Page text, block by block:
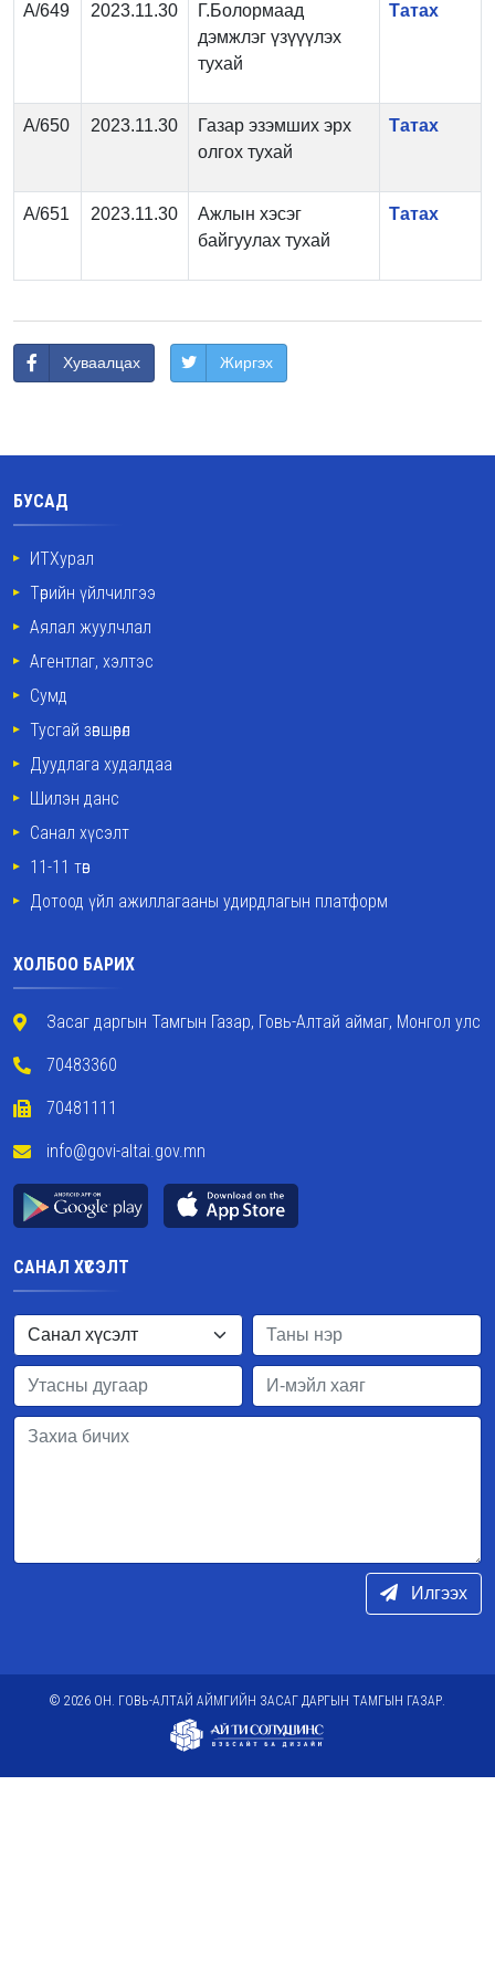
А/649 2023.11.30
Г.Болормаад
дэмжлэг үзүүүлэх
тухай
Татах
А/650 2023.11.30
Газар эзэмших эрх
олгох тухай
Татах
А/651 2023.11.30
Ажлын хэсэг
байгуулах тухай
Татах
Хуваалцах Жиргэх
БУСАД
ИТХурал
Төрийн үйлчилгээ
Аялал жуулчлал
Агентлаг, хэлтэс
Сумд
Тусгай зөвшөөрөл
Дуудлага худалдаа
Шилэн данс
Санал хүсэлт
11-11 төв
Дотоод үйл ажиллагааны удирдлагын платформ
ХОЛБОО БАРИХ
Засаг даргын Тамгын Газар, Говь-Алтай аймаг, Монгол улс
70483360
70481111
info@govi-altai.gov.mn
САНАЛ ХҮСЭЛТ
Илгээх
© 2026 ОН. ГОВЬ-АЛТАЙ АЙМГИЙН ЗАСАГ ДАРГЫН ТАМГЫН ГАЗАР.